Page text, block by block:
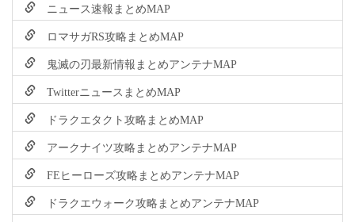
ニュース速報まとめMAP
ロマサガRS攻略まとめMAP
鬼滅の刃最新情報まとめアンテナMAP
TwitterニュースまとめMAP
ドラクエタクト攻略まとめMAP
アークナイツ攻略まとめアンテナMAP
FEヒーローズ攻略まとめアンテナMAP
ドラクエウォーク攻略まとめアンテナMAP